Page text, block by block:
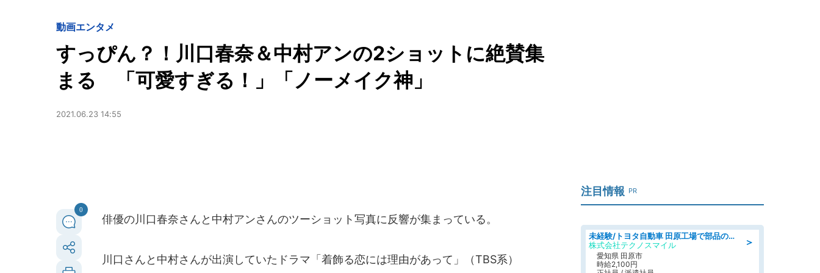
動画エンタメ
すっぴん？！川口春奈＆中村アンの2ショットに絶賛集
まる 「可愛すぎる！」「ノーメイク神」
2021.06.23 14:55
0
俳優の川口春奈さんと中村アンさんのツーショット写真に反響が集まっている。
川口さんと中村さんが出演していたドラマ「着飾る恋には理由があって」（TBS系）
注目情報 PR
＞
未経験/トヨタ自動車 田原工場で部品の運搬作業/tutumi
株式会社テクノスマイル
愛知県 田原市
時給2,100円